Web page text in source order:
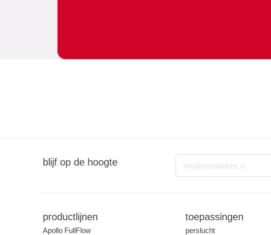
blijf op de hoogte
productlijnen
Apollo FullFlow
toepassingen
perslucht